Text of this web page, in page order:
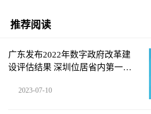
推荐阅读
广东发布2022年数字政府改革建
设评估结果 深圳位居省内第一梯
2023-07-10